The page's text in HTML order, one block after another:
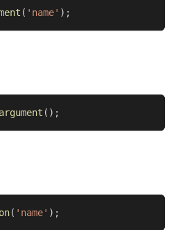
( 'name' ) ;
argument ( ) ;
( 'name' ) ;